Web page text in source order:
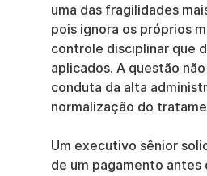
uma das fragilidades
pois ignora os próprios
controle disciplinar que
aplicados. A questão
conduta da alta
normalização do
Um executivo sênior
de um pagamento antes